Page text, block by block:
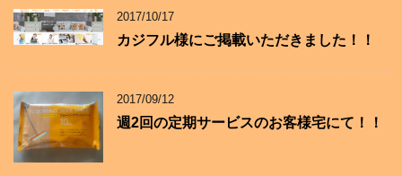
2017/10/17
カジフル様にご掲載いただきました！！
2017/09/12
週2回の定期サービスのお客様宅にて！！